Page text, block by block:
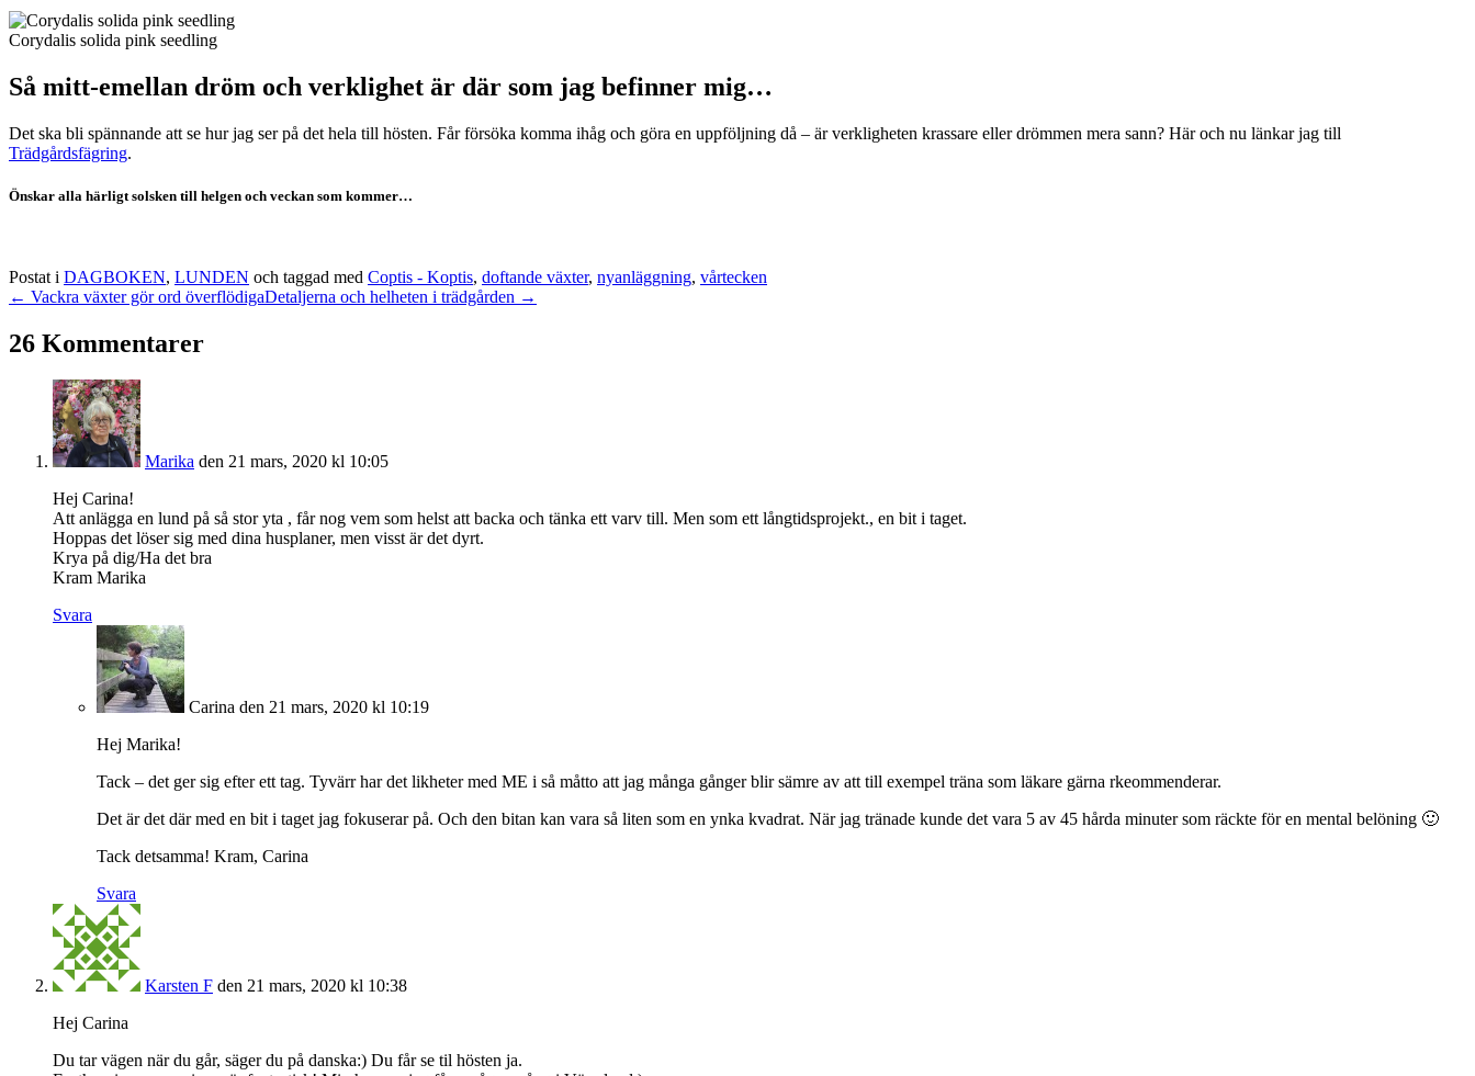
Corydalis solida pink seedling
Så mitt-emellan dröm och verklighet är där som jag befinner mig…
Det ska bli spännande att se hur jag ser på det hela till hösten. Får försöka komma ihåg och göra en uppföljning då – är verkligheten krassare eller drömmen mera sann? Här och nu länkar jag till
Trädgårdsfägring.
Önskar alla härligt solsken till helgen och veckan som kommer…
Postat i DAGBOKEN, LUNDEN och taggad med Coptis - Koptis, doftande växter, nyanläggning, vårtecken
← Vackra växter gör ord överflödigaDetaljerna och helheten i trädgården →
26 Kommentarer
Marika den 21 mars, 2020 kl 10:05
Hej Carina!
Att anlägga en lund på så stor yta , får nog vem som helst att backa och tänka ett varv till. Men som ett långtidsprojekt., en bit i taget.
Hoppas det löser sig med dina husplaner, men visst är det dyrt.
Krya på dig/Ha det bra
Kram Marika
Svara
Carina den 21 mars, 2020 kl 10:19
Hej Marika!
Tack – det ger sig efter ett tag. Tyvärr har det likheter med ME i så måtto att jag många gånger blir sämre av att till exempel träna som läkare gärna rkeommenderar.
Det är det där med en bit i taget jag fokuserar på. Och den bitan kan vara så liten som en ynka kvadrat. När jag tränade kunde det vara 5 av 45 hårda minuter som räckte för en mental belöning 🙂
Tack detsamma! Kram, Carina
Svara
Karsten F den 21 mars, 2020 kl 10:38
Hej Carina
Du tar vägen när du går, säger du på danska:) Du får se til hösten ja.